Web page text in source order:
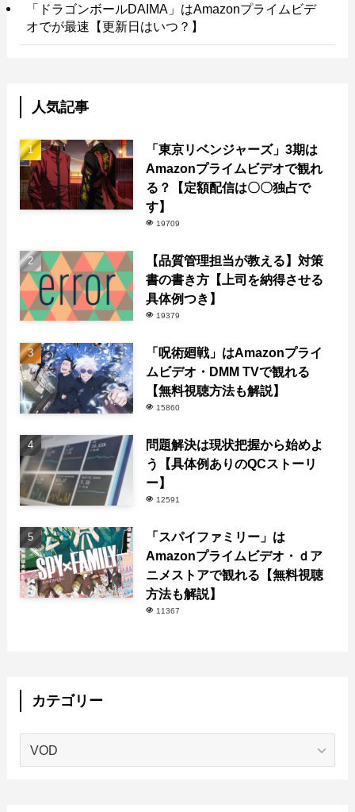
「ドラゴンボールDAIMA」はAmazonプライムビデ
オでが最速【更新日はいつ？】
人気記事
「東京リベンジャーズ」3期は
Amazonプライムビデオで観れ
る？【定額配信は〇〇独占で
す】
19709
【品質管理担当が教える】対策
書の書き方【上司を納得させる
具体例つき】
19379
「呪術廻戦」はAmazonプライ
ムビデオ・DMM TVで観れる
【無料視聴方法も解説】
15860
問題解決は現状把握から始めよ
う【具体例ありのQCストーリ
ー】
12591
「スパイファミリー」は
Amazonプライムビデオ・ｄア
ニメストアで観れる【無料視聴
方法も解説】
11367
カテゴリー
カ